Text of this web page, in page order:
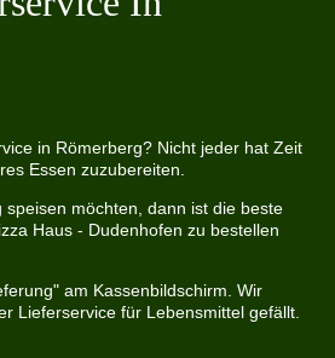
in Römerberg? Nicht jeder hat Zeit
Essen zuzubereiten.
speisen möchten, dann ist die beste
Haus - Dudenhofen zu bestellen
am Kassenbildschirm. Wir
Lieferservice für Lebensmittel gefällt.